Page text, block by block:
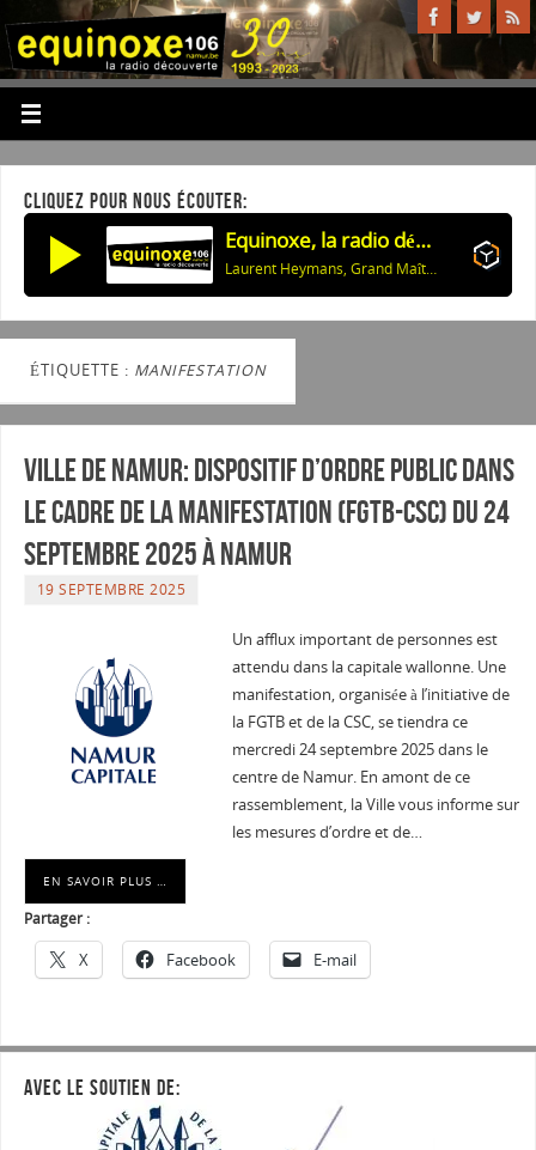
CLIQUEZ POUR NOUS ÉCOUTER:
Equinoxe, la radio découverte
Laurent Heymans, Grand Maître de la Confrérie: La Programmation des Nuits de Buley 2026
ÉTIQUETTE : MANIFESTATION
Ville de Namur: Dispositif d’ordre public dans
le cadre de la manifestation (FGTB-CSC) du 24
septembre 2025 à Namur
19 SEPTEMBRE 2025
Un afflux important de personnes est
attendu dans la capitale wallonne. Une
manifestation, organisée à l’initiative de
la FGTB et de la CSC, se tiendra ce
mercredi 24 septembre 2025 dans le
centre de Namur. En amont de ce
rassemblement, la Ville vous informe sur
les mesures d’ordre et de…
EN SAVOIR PLUS …
Partager :
X Facebook E-mail
AVEC LE SOUTIEN DE: